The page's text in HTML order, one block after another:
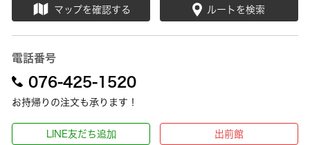
マップを確認する ルートを検索
電話番号
076-425-1520
お持帰りの注文も承ります！
LINE友だち追加 出前館